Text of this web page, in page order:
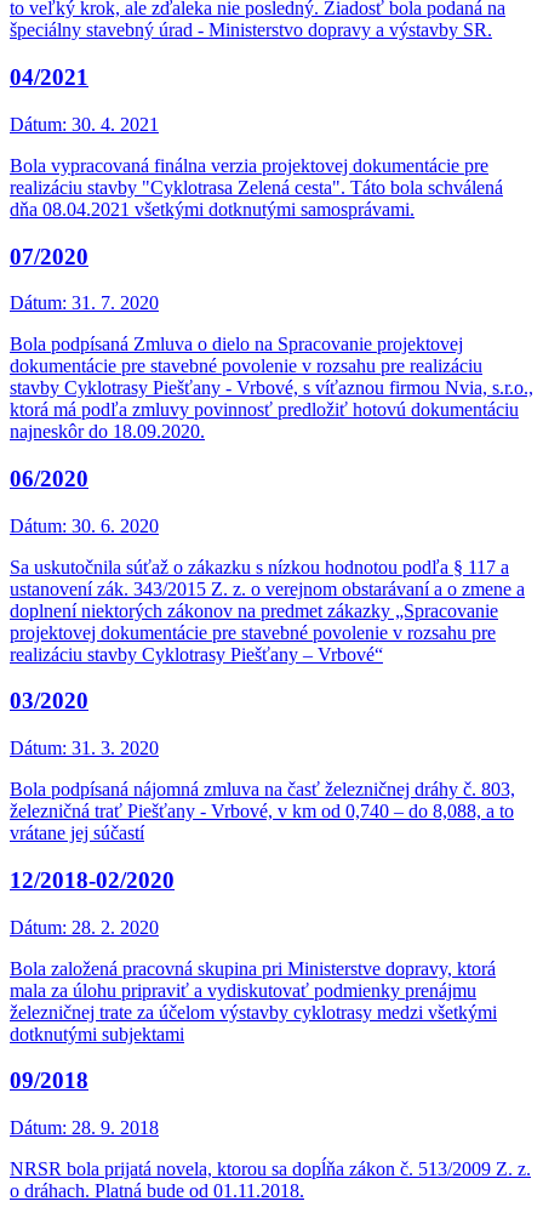
to veľký krok, ale zďaleka nie posledný. Žiadosť bola podaná na
špeciálny stavebný úrad - Ministerstvo dopravy a výstavby SR.
04/2021
Dátum: 30. 4. 2021
Bola vypracovaná finálna verzia projektovej dokumentácie pre
realizáciu stavby "Cyklotrasa Zelená cesta". Táto bola schválená
dňa 08.04.2021 všetkými dotknutými samosprávami.
07/2020
Dátum: 31. 7. 2020
Bola podpísaná Zmluva o dielo na Spracovanie projektovej
dokumentácie pre stavebné povolenie v rozsahu pre realizáciu
stavby Cyklotrasy Piešťany - Vrbové, s víťaznou firmou Nvia, s.r.o.,
ktorá má podľa zmluvy povinnosť predložiť hotovú dokumentáciu
najneskôr do 18.09.2020.
06/2020
Dátum: 30. 6. 2020
Sa uskutočnila súťaž o zákazku s nízkou hodnotou podľa § 117 a
ustanovení zák. 343/2015 Z. z. o verejnom obstarávaní a o zmene a
doplnení niektorých zákonov na predmet zákazky „Spracovanie
projektovej dokumentácie pre stavebné povolenie v rozsahu pre
realizáciu stavby Cyklotrasy Piešťany – Vrbové“
03/2020
Dátum: 31. 3. 2020
Bola podpísaná nájomná zmluva na časť železničnej dráhy č. 803,
železničná trať Piešťany - Vrbové, v km od 0,740 – do 8,088, a to
vrátane jej súčastí
12/2018-02/2020
Dátum: 28. 2. 2020
Bola založená pracovná skupina pri Ministerstve dopravy, ktorá
mala za úlohu pripraviť a vydiskutovať podmienky prenájmu
železničnej trate za účelom výstavby cyklotrasy medzi všetkými
dotknutými subjektami
09/2018
Dátum: 28. 9. 2018
NRSR bola prijatá novela, ktorou sa dopĺňa zákon č. 513/2009 Z. z.
o dráhach. Platná bude od 01.11.2018.